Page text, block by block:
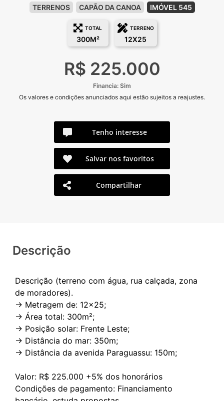
TERRENOS CAPÃO DA CANOA IMÓVEL 545
TOTAL
300M²
TERRENO
12X25
R$ 225.000
Financia: Sim
Os valores e condições anunciados aqui estão sujeitos a reajustes.
Tenho interesse
Salvar nos favoritos
Compartilhar
Descrição
Descrição (terreno com água, rua calçada, zona
de moradores).
-> Metragem de: 12x25;
-> Área total: 300m²;
-> Posição solar: Frente Leste;
-> Distância do mar: 350m;
-> Distância da avenida Paraguassu: 150m;
Valor: R$ 225.000 +5% dos honorários
Condições de pagamento: Financiamento